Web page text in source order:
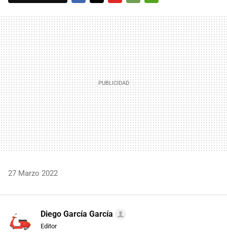
MAIL
27 Marzo 2022
Diego García García
Editor